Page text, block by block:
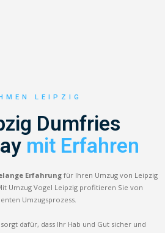
LEIPZIG
Dumfries
mit Erfahren
Erfahrung für Ihren Umzug von Leipzig
Umzug Vogel Leipzig profitieren Sie von
Umzugsprozess.
sorgt dafür, dass Ihr Hab und Gut sicher und